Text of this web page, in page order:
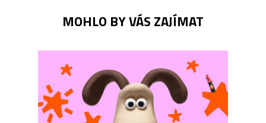
MOHLO BY VÁS ZAJÍMAT